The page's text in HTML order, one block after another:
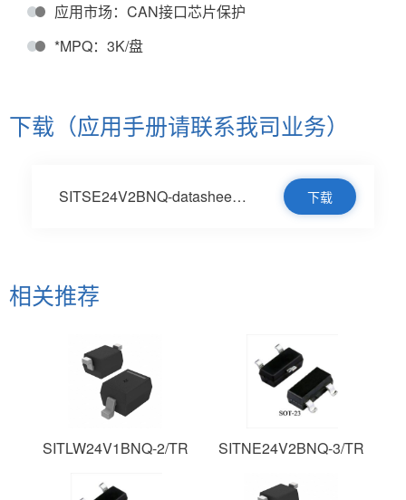
应用市场：CAN接口芯片保护
*MPQ：3K/盘
下载（应用手册请联系我司业务）
SITSE24V2BNQ-datasheet-V1.0-en.pdf 下载
相关推荐
SITLW24V1BNQ-2/TR SITNE24V2BNQ-3/TR